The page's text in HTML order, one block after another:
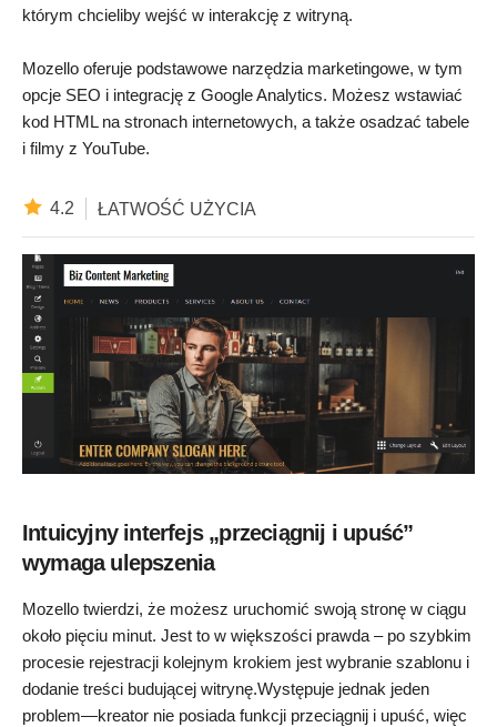
którym chcieliby wejść w interakcję z witryną.
Mozello oferuje podstawowe narzędzia marketingowe, w tym
opcje SEO i integrację z Google Analytics. Możesz wstawiać
kod HTML na stronach internetowych, a także osadzać tabele
i filmy z YouTube.
4.2 ŁATWOŚĆ UŻYCIA
Intuicyjny interfejs „przeciągnij i upuść”
wymaga ulepszenia
Mozello twierdzi, że możesz uruchomić swoją stronę w ciągu
około pięciu minut. Jest to w większości prawda – po szybkim
procesie rejestracji kolejnym krokiem jest wybranie szablonu i
dodanie treści budującej witrynę.Występuje jednak jeden
problem—kreator nie posiada funkcji przeciągnij i upuść, więc